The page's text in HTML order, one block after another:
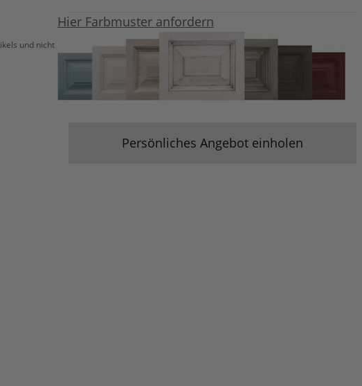
und nicht
Hier Farbmuster anfordern
Persönliches Angebot einholen